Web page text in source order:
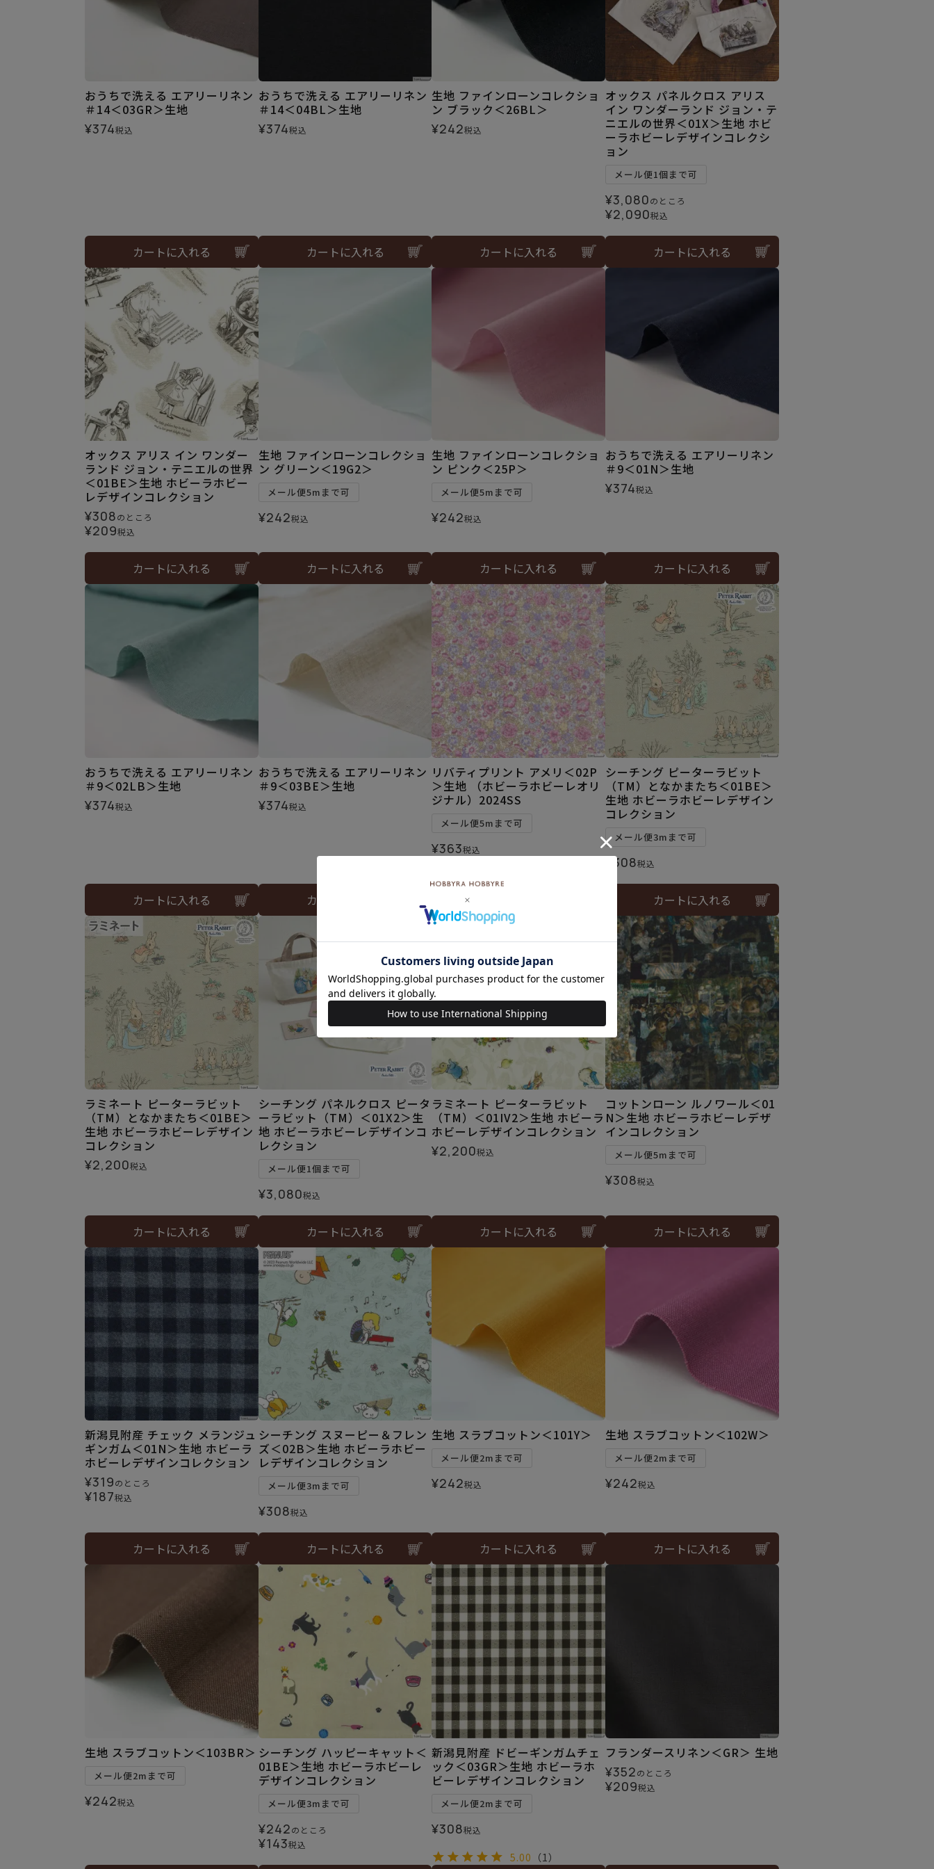
おうちで洗える エアリーリネン
＃14＜03GR＞生地
¥374税込
カートに入れる
おうちで洗える エアリーリネン
＃14＜04BL＞生地
¥374税込
カートに入れる
生地 ファインローンコレクショ
ン ブラック＜26BL＞
¥242税込
カートに入れる
オックス パネルクロス アリス
イン ワンダーランド ジョン・テ
ニエルの世界＜01X＞生地 ホビ
ーラホビーレデザインコレクシ
ョン
メール便1個まで可
¥3,080のところ
¥2,090税込
カートに入れる
オックス アリス イン ワンダー
ランド ジョン・テニエルの世界
＜01BE＞生地 ホビーラホビー
レデザインコレクション
¥308のところ
¥209税込
カートに入れる
生地 ファインローンコレクショ
ン グリーン＜19G2＞
メール便5mまで可
¥242税込
カートに入れる
生地 ファインローンコレクショ
ン ピンク＜25P＞
メール便5mまで可
¥242税込
カートに入れる
おうちで洗える エアリーリネン
＃9＜01N＞生地
¥374税込
カートに入れる
おうちで洗える エアリーリネン
＃9＜02LB＞生地
¥374税込
カートに入れる
おうちで洗える エアリーリネン
＃9＜03BE＞生地
¥374税込
カートに入れる
リバティプリント アメリ＜02P
＞生地 （ホビーラホビーレオリ
ジナル）2024SS
メール便5mまで可
¥363税込
シーチング ピーターラビット
（TM）となかまたち＜01BE＞
生地 ホビーラホビーレデザイン
コレクション
メール便3mまで可
308税込
カートに入れる
ラミネート ピーターラビット
（TM）となかまたち＜01BE＞
生地 ホビーラホビーレデザイン
コレクション
¥2,200税込
カートに入れる
シーチング パネルクロス ピータ
ーラビット（TM）＜01X2＞生
地 ホビーラホビーレデザインコ
レクション
メール便1個まで可
¥3,080税込
カートに入れる
ラミネート ピーターラビット
（TM）＜01IV2＞生地 ホビーラ
ホビーレデザインコレクション
¥2,200税込
カートに入れる
コットンローン ルノワール＜01
N＞生地 ホビーラホビーレデザ
インコレクション
メール便5mまで可
¥308税込
カートに入れる
新潟見附産 チェック メランジュ
ギンガム＜01N＞生地 ホビーラ
ホビーレデザインコレクション
¥319のところ
¥187税込
カートに入れる
シーチング スヌーピー＆フレン
ズ＜02B＞生地 ホビーラホビー
レデザインコレクション
メール便3mまで可
¥308税込
カートに入れる
生地 スラブコットン＜101Y＞
メール便2mまで可
¥242税込
カートに入れる
生地 スラブコットン＜102W＞
メール便2mまで可
¥242税込
カートに入れる
生地 スラブコットン＜103BR＞
メール便2mまで可
¥242税込
シーチング ハッピーキャット＜
01BE＞生地 ホビーラホビーレ
デザインコレクション
メール便3mまで可
¥242のところ
¥143税込
新潟見附産 ドビーギンガムチェ
ック＜03GR＞生地 ホビーラホ
ビーレデザインコレクション
メール便2mまで可
¥308税込
5.00 （1）
フランダースリネン＜GR＞ 生地
¥352のところ
¥209税込